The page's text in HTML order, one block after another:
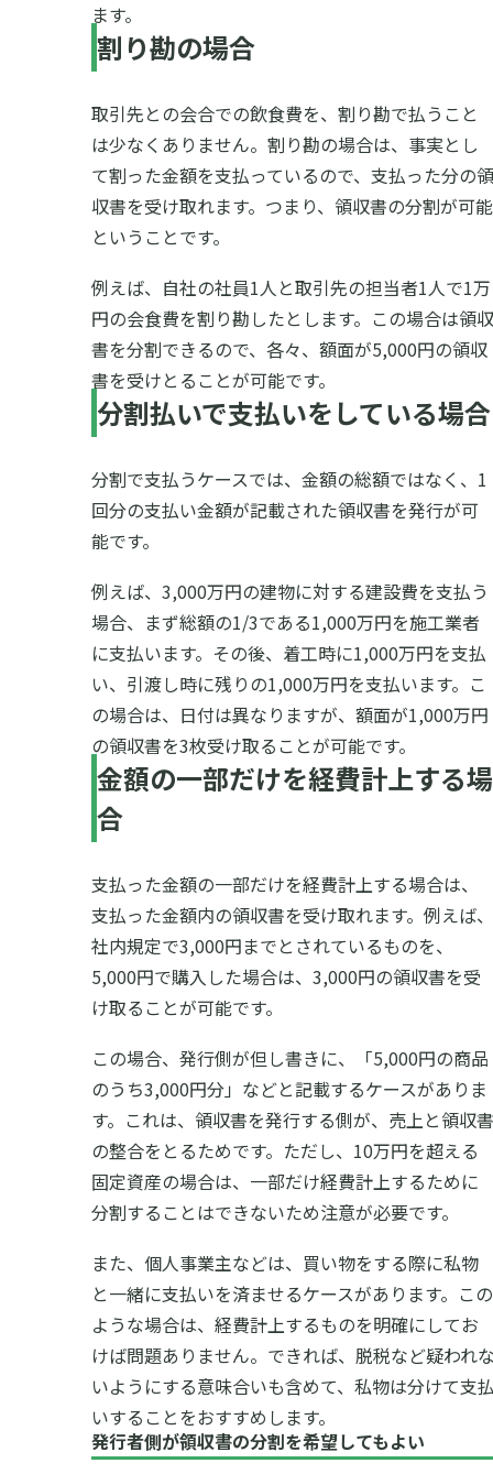
ます。
割り勘の場合
取引先との会合での飲食費を、割り勘で払うこと
は少なくありません。割り勘の場合は、事実とし
て割った金額を支払っているので、支払った分の領
収書を受け取れます。つまり、領収書の分割が可能
ということです。
例えば、自社の社員1人と取引先の担当者1人で1万
円の会食費を割り勘したとします。この場合は領収
書を分割できるので、各々、額面が5,000円の領収
書を受けとることが可能です。
分割払いで支払いをしている場合
分割で支払うケースでは、金額の総額ではなく、1
回分の支払い金額が記載された領収書を発行が可
能です。
例えば、3,000万円の建物に対する建設費を支払う
場合、まず総額の1/3である1,000万円を施工業者
に支払います。その後、着工時に1,000万円を支払
い、引渡し時に残りの1,000万円を支払います。こ
の場合は、日付は異なりますが、額面が1,000万円
の領収書を3枚受け取ることが可能です。
金額の一部だけを経費計上する場
合
支払った金額の一部だけを経費計上する場合は、
支払った金額内の領収書を受け取れます。例えば、
社内規定で3,000円までとされているものを、
5,000円で購入した場合は、3,000円の領収書を受
け取ることが可能です。
この場合、発行側が但し書きに、「5,000円の商品
のうち3,000円分」などと記載するケースがありま
す。これは、領収書を発行する側が、売上と領収書
の整合をとるためです。ただし、10万円を超える
固定資産の場合は、一部だけ経費計上するために
分割することはできないため注意が必要です。
また、個人事業主などは、買い物をする際に私物
と一緒に支払いを済ませるケースがあります。この
ような場合は、経費計上するものを明確にしてお
けば問題ありません。できれば、脱税など疑われ
いようにする意味合いも含めて、私物は分けて支
いすることをおすすめします。
発行者側が領収書の分割を希望してもよい